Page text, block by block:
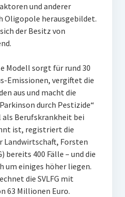
und anderer
Oligopole herausgebildet.
der Besitz von
Modell sorgt für rund 30
Emissionen, vergiftet die
aus und macht die
durch Pestizide“
Berufskrankheit bei
ist, registriert die
Landwirtschaft, Forsten
bereits 400 Fälle – und die
um einiges höher liegen.
die SVLFG mit
63 Millionen Euro.